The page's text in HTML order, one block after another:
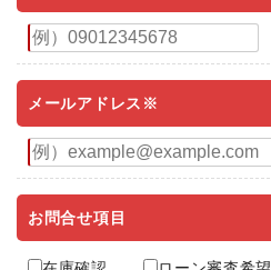
メールアドレス※
お問合せ項目